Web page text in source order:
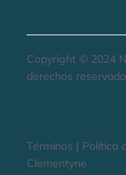
Copyright © 2024
derechos
Términos | Política
Clementyne